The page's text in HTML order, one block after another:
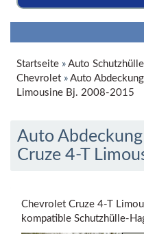
Startseite » Auto Schutzhülle
Chevrolet » Auto
Limousine Bj. 2008-2015
Auto
Cruze 4-T
Chevrolet Cruze 4-T
kompatible Schutzhülle-